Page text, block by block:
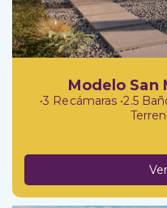
Modelo San
•3 Recámaras •2.5